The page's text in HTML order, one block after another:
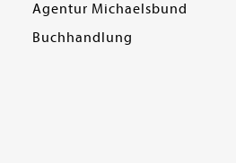
Agentur Michaelsbund
Buchhandlung